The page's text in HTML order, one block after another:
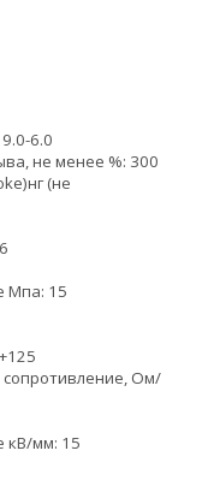
6.0
не менее %: 300
нг (не
Мпа: 15
Ом/
кВ/мм: 15